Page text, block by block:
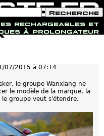
rechargeables et
à prolongateur
07/2015 à 07:14
le groupe Wanxiang ne
le modèle de la marque, la
groupe veut s'étendre.